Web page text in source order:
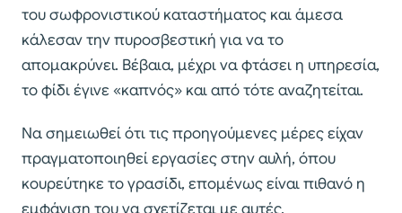
του σωφρονιστικού καταστήματος και άμεσα
κάλεσαν την πυροσβεστική για να το
απομακρύνει. Βέβαια, μέχρι να φτάσει η υπηρεσία,
το φίδι έγινε «καπνός» και από τότε αναζητείται.
Να σημειωθεί ότι τις προηγούμενες μέρες είχαν
πραγματοποιηθεί εργασίες στην αυλή, όπου
κουρεύτηκε το γρασίδι, επομένως είναι πιθανό η
εμφάνιση του να σχετίζεται με αυτές.